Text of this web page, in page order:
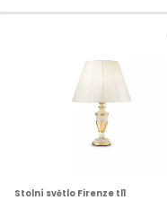
Stolní světlo Firenze tl1